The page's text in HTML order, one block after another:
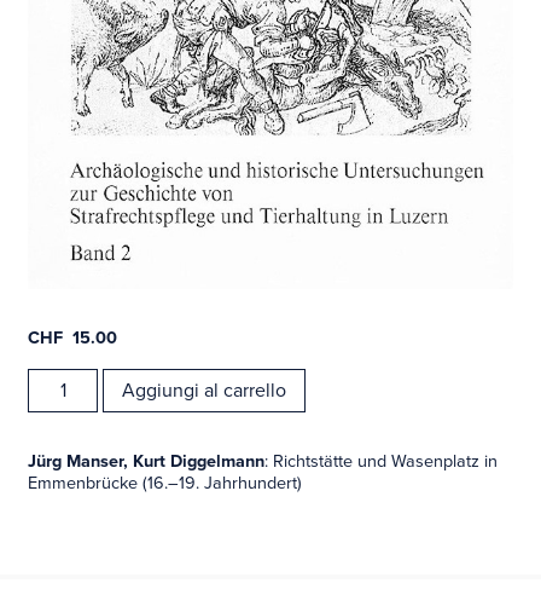
CHF 15.00
Volume
18/19
Aggiungi al carrello
Jürg Manser, Kurt Diggelmann: Richtstätte und Wasenplatz in
Emmenbrücke (16.–19. Jahrhundert)